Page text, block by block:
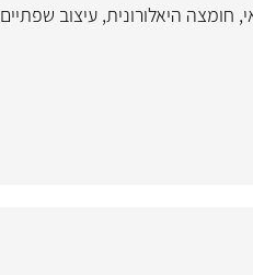
, חומצה היאלורונית, עיצוב שפתיים